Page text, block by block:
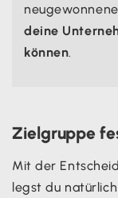
deine
können.
Zielgruppe
Mit der
legst du